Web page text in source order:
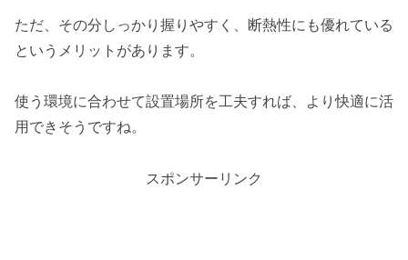
ただ、その分しっかり握りやすく、断熱性にも優れている
というメリットがあります。
使う環境に合わせて設置場所を工夫すれば、より快適に活
用できそうですね。
スポンサーリンク